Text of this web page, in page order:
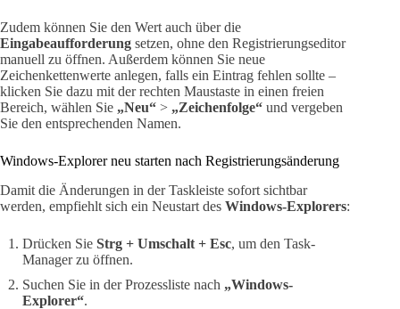
Zudem können Sie den Wert auch über die
Eingabeaufforderung setzen, ohne den Registrierungseditor
manuell zu öffnen. Außerdem können Sie neue
Zeichenkettenwerte anlegen, falls ein Eintrag fehlen sollte –
klicken Sie dazu mit der rechten Maustaste in einen freien
Bereich, wählen Sie „Neu“ > „Zeichenfolge“ und vergeben
Sie den entsprechenden Namen.
Windows-Explorer neu starten nach Registrierungsänderung
Damit die Änderungen in der Taskleiste sofort sichtbar
werden, empfiehlt sich ein Neustart des Windows-Explorers:
Drücken Sie Strg + Umschalt + Esc, um den Task-
Manager zu öffnen.
Suchen Sie in der Prozessliste nach „Windows-
Explorer“.